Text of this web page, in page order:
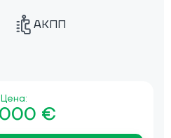
АКПП
Цена:
€